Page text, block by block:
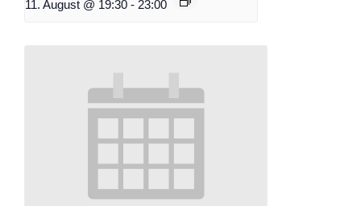
11. August @ 19:30 - 23:00